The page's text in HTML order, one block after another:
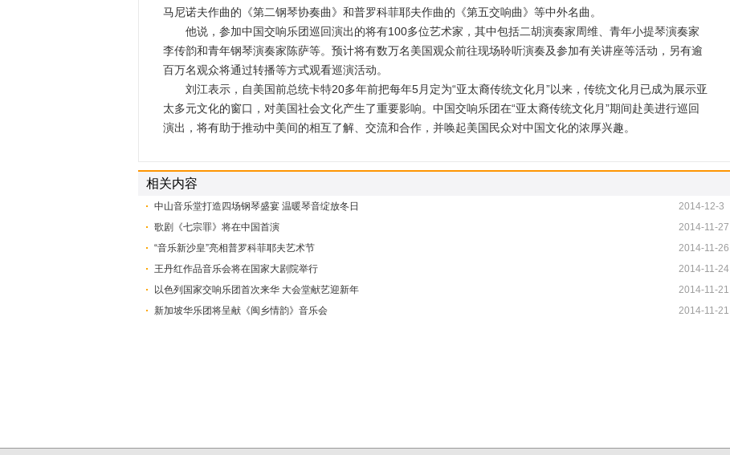
马尼诺夫作曲的《第二钢琴协奏曲》和普罗科菲耶夫作曲的《第五交响曲》等中外名曲。
他说，参加中国交响乐团巡回演出的将有100多位艺术家，其中包括二胡演奏家周维、青年小提琴演奏家
李传韵和青年钢琴演奏家陈萨等。预计将有数万名美国观众前往现场聆听演奏及参加有关讲座等活动，另有逾
百万名观众将通过转播等方式观看巡演活动。
刘江表示，自美国前总统卡特20多年前把每年5月定为“亚太裔传统文化月”以来，传统文化月已成为展示亚
太多元文化的窗口，对美国社会文化产生了重要影响。中国交响乐团在“亚太裔传统文化月”期间赴美进行巡回
演出，将有助于推动中美间的相互了解、交流和合作，并唤起美国民众对中国文化的浓厚兴趣。
相关内容
中山音乐堂打造四场钢琴盛宴 温暖琴音绽放冬日
2014-12-3
歌剧《七宗罪》将在中国首演
2014-11-27
“音乐新沙皇”亮相普罗科菲耶夫艺术节
2014-11-26
王丹红作品音乐会将在国家大剧院举行
2014-11-24
以色列国家交响乐团首次来华 大会堂献艺迎新年
2014-11-21
新加坡华乐团将呈献《闽乡情韵》音乐会
2014-11-21